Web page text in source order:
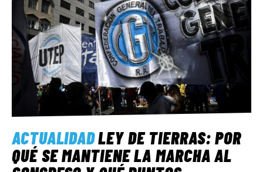
ACTUALIDADLEY DE TIERRAS: POR
QUÉ SE MANTIENE LA MARCHA AL